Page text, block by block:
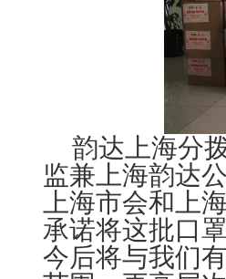
韵达上海分
监兼上海韵达
上海市会和上
承诺将这批口
今后将与我们